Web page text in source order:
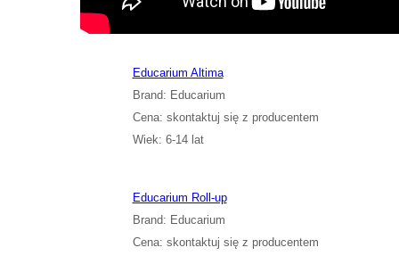
Educarium Altima
Brand: Educarium
Cena: skontaktuj się z producentem
Wiek: 6-14 lat
Educarium Roll-up
Brand: Educarium
Cena: skontaktuj się z producentem